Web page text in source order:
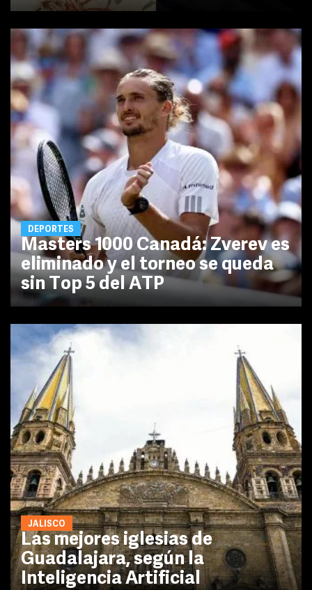
DEPORTES
Masters 1000 Canadá: Zverev es
eliminado y el torneo se queda
sin Top 5 del ATP
JALISCO
Las mejores iglesias de
Guadalajara, según la
Inteligencia Artificial